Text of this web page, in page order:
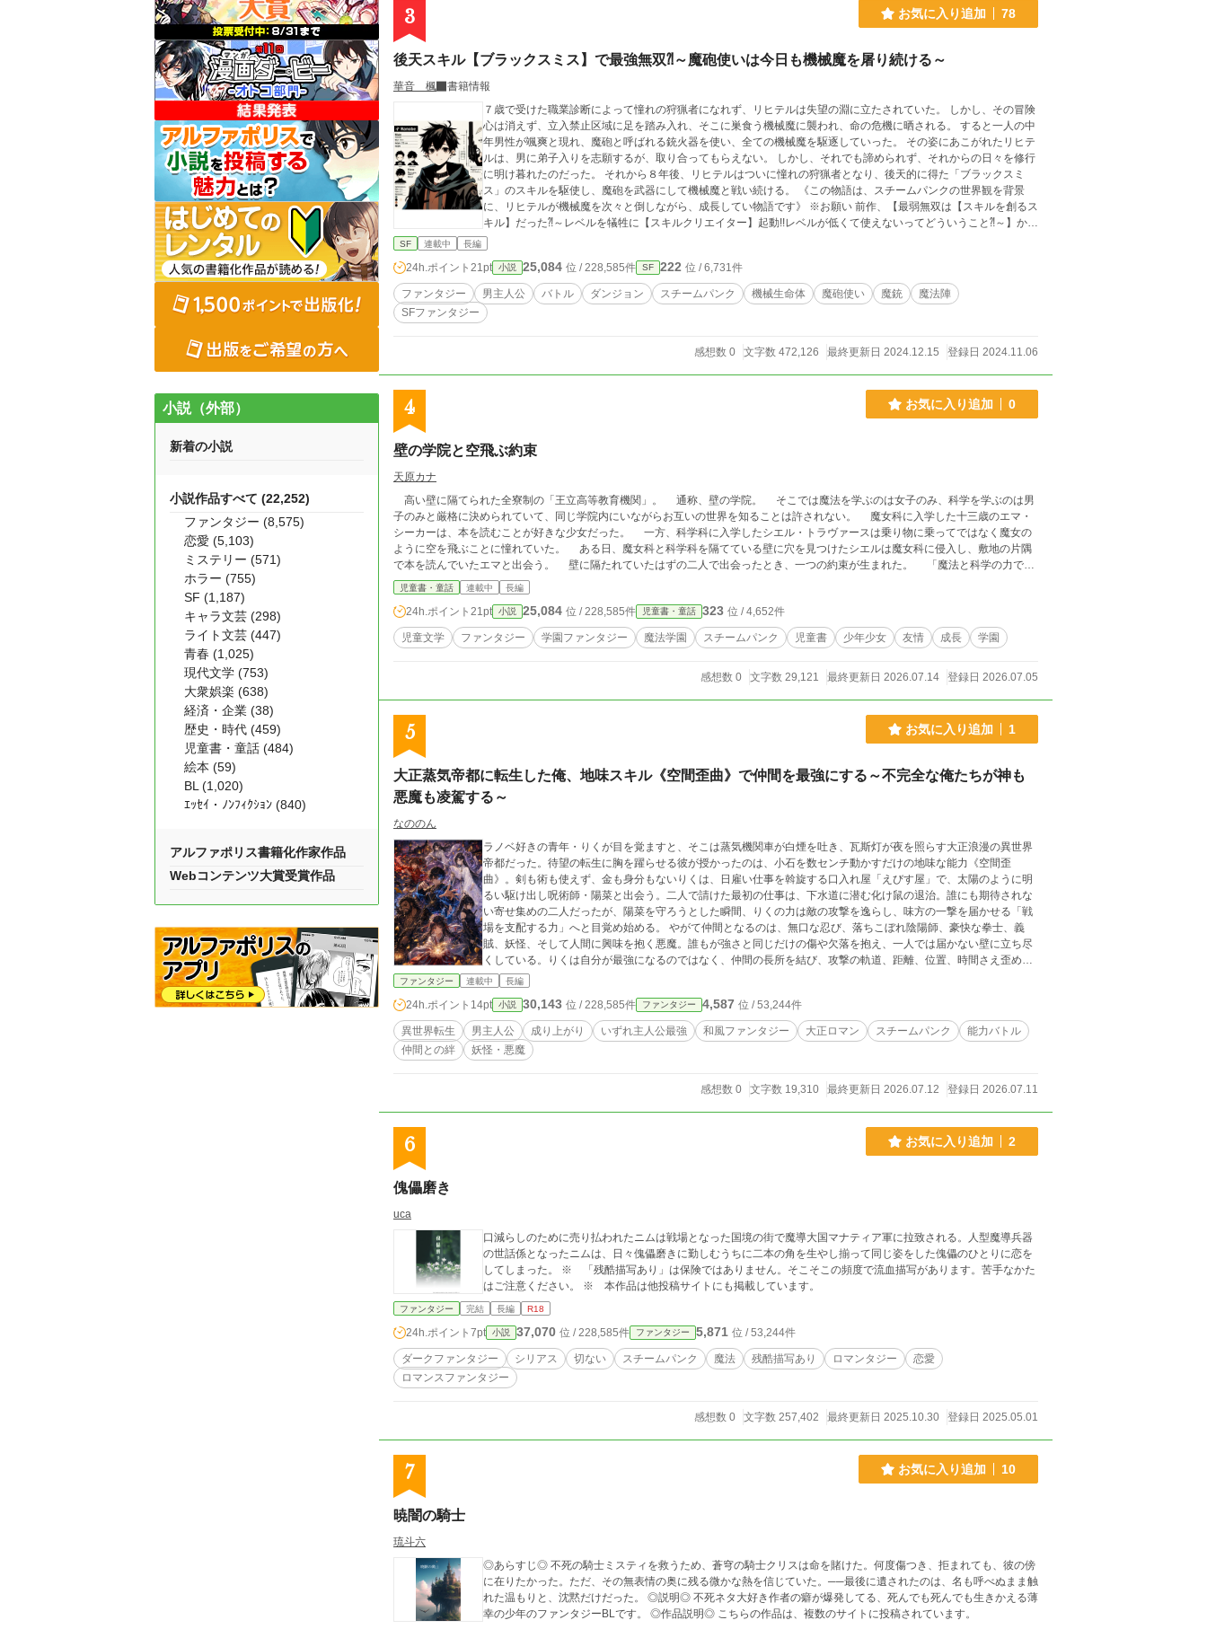
3 お気に入り追加 78
後天スキル【ブラックスミス】で最強無双⁈～魔砲使いは今日も機械魔を屠り続ける～
華音 楓
書籍情報
７歳で受けた職業診断によって憧れの狩猟者になれず、リヒテルは失望の淵に立たされていた。 しかし、その冒険
心は消えず、立入禁止区域に足を踏み入れ、そこに巣食う機械魔に襲われ、命の危機に晒される。 すると一人の中
年男性が颯爽と現れ、魔砲と呼ばれる銃火器を使い、全ての機械魔を駆逐していった。 その姿にあこがれたリヒテ
ルは、男に弟子入りを志願するが、取り合ってもらえない。 しかし、それでも諦められず、それからの日々を修行
に明け暮れたのだった。 それから８年後、リヒテルはついに憧れの狩猟者となり、後天的に得た「ブラックスミ
ス」のスキルを駆使し、魔砲を武器にして機械魔と戦い続ける。 《この物語は、スチームパンクの世界観を背景
に、リヒテルが機械魔を次々と倒しながら、成長してい物語です》 ※お願い 前作、【最弱無双は【スキルを創るス
キル】だった⁈～レベルを犠牲に【スキルクリエイター】起動!!レベルが低くて使えないってどういうこと⁈～】から
の続編となります より内容を楽しみたい方は、前作を一度読んでいただければ幸いです
SF 連載中 長編
24h.ポイント 21pt 小説 25,084 位 / 228,585件 SF 222 位 / 6,731件
ファンタジー 男主人公 バトル ダンジョン スチームパンク 機械生命体 魔砲使い 魔銃
魔法陣
SFファンタジー
感想数 0 文字数 472,126 最終更新日 2024.12.15 登録日 2024.11.06
4 お気に入り追加 0
壁の学院と空飛ぶ約束
天原カナ
高い壁に隔てられた全寮制の「王立高等教育機関」。 通称、壁の学院。 そこでは魔法を学ぶのは女子のみ、科学を学ぶのは男
子のみと厳格に決められていて、同じ学院内にいながらお互いの世界を知ることは許されない。 魔女科に入学した十三歳のエマ・
シーカーは、本を読むことが好きな少女だった。 一方、科学科に入学したシエル・トラヴァースは乗り物に乗ってではなく魔女の
ように空を飛ぶことに憧れていた。 ある日、魔女科と科学科を隔てている壁に穴を見つけたシエルは魔女科に侵入し、敷地の片隅
で本を読んでいたエマと出会う。 壁に隔たれていたはずの二人で出会ったとき、一つの約束が生まれた。 「魔法と科学の力で、
一緒に空を飛ぼう」
児童書・童話 連載中 長編
24h.ポイント 21pt 小説 25,084 位 / 228,585件 児童書・童話 323 位 / 4,652件
児童文学 ファンタジー 学園ファンタジー 魔法学園 スチームパンク 児童書 少年少女 友情 成長 学園
感想数 0 文字数 29,121 最終更新日 2026.07.14 登録日 2026.07.05
5 お気に入り追加 1
大正蒸気帝都に転生した俺、地味スキル《空間歪曲》で仲間を最強にする～不完全な俺たちが神も
悪魔も凌駕する～
なののん
ラノベ好きの青年・りくが目を覚ますと、そこは蒸気機関車が白煙を吐き、瓦斯灯が夜を照らす大正浪漫の異世界
帝都だった。待望の転生に胸を躍らせる彼が授かったのは、小石を数センチ動かすだけの地味な能力《空間歪
曲》。剣も術も使えず、金も身分もないりくは、日雇い仕事を斡旋する口入れ屋「えびす屋」で、太陽のように明
るい駆け出し呪術師・陽菜と出会う。二人で請けた最初の仕事は、下水道に潜む化け鼠の退治。誰にも期待されな
い寄せ集めの二人だったが、陽菜を守ろうとした瞬間、りくの力は敵の攻撃を逸らし、味方の一撃を届かせる「戦
場を支配する力」へと目覚め始める。 やがて仲間となるのは、無口な忍び、落ちこぼれ陰陽師、豪快な拳士、義
賊、妖怪、そして人間に興味を抱く悪魔。誰もが強さと同じだけの傷や欠落を抱え、一人では届かない壁に立ち尽
くしている。りくは自分が最強になるのではなく、仲間の長所を結び、攻撃の軌道、距離、位置、時間さえ歪め
て、全員を最強へ変えていく。 その力に目を留めたのは、国に数人しかいない最強の剣士《天下一》静流。憧れの
社、五人の神子、天使と悪魔の戦争へ繋がっていく。現場に残される渦巻きの印。敵だけが知る、りくの能力の本
当の名。仲間の何気ない言葉や過去が、後の戦いで意味を変え、別々に見えた事件が一つの巨大な企みに収束して
いく。そして全ての裏には、りくと同じ世界から来た“もう一人の転生者”の影があった。 これは、欠けているから
こそ手を取り合える者たちが、孤独を力に変え、定められた物語そのものを覆す物語。小石一つしか動かせなかっ
い。誰かと繋がるために空けられた、奇跡の余白なのだから。
ファンタジー 連載中 長編
24h.ポイント 14pt 小説 30,143 位 / 228,585件 ファンタジー 4,587 位 / 53,244件
異世界転生 男主人公 成り上がり いずれ主人公最強 和風ファンタジー 大正ロマン スチームパンク
能力バトル
仲間との絆
妖怪・悪魔
感想数 0 文字数 19,310 最終更新日 2026.07.12 登録日 2026.07.11
6 お気に入り追加 2
傀儡磨き
uca
口減らしのために売り払われたニムは戦場となった国境の街で魔導大国マナティア軍に拉致される。人型魔導兵器
の世話係となったニムは、日々傀儡磨きに勤しむうちに二本の角を生やし揃って同じ姿をした傀儡のひとりに恋を
してしまった。 ※ 「残酷描写あり」は保険ではありません。そこそこの頻度で流血描写があります。苦手なかた
はご注意ください。 ※ 本作品は他投稿サイトにも掲載しています。
ファンタジー 完結 長編 R18
24h.ポイント 7pt 小説 37,070 位 / 228,585件 ファンタジー 5,871 位 / 53,244件
ダークファンタジー シリアス 切ない スチームパンク 魔法 残酷描写あり ロマンタジー
恋愛
ロマンスファンタジー
感想数 0 文字数 257,402 最終更新日 2025.10.30 登録日 2025.05.01
7 お気に入り追加 10
暁闇の騎士
琉斗六
◎あらすじ◎ 不死の騎士ミスティを救うため、蒼穹の騎士クリスは命を賭けた。何度傷つき、拒まれても、彼の傍
に在りたかった。ただ、その無表情の奥に残る微かな熱を信じていた。──最後に遺されたのは、名も呼べぬまま触
れた温もりと、沈黙だけだった。 ◎説明◎ 不死ネタ大好き作者の癖が爆発してる、死んでも死んでも生きかえる薄
幸の少年のファンタジーBLです。 ◎作品説明◎ こちらの作品は、複数のサイトに投稿されています。
小説（外部）
新着の小説
小説作品すべて (22,252)
ファンタジー (8,575)
恋愛 (5,103)
ミステリー (571)
ホラー (755)
SF (1,187)
キャラ文芸 (298)
ライト文芸 (447)
青春 (1,025)
現代文学 (753)
大衆娯楽 (638)
経済・企業 (38)
歴史・時代 (459)
児童書・童話 (484)
絵本 (59)
BL (1,020)
ｴｯｾｲ・ﾉﾝﾌｨｸｼｮﾝ (840)
アルファポリス書籍化作家作品
Webコンテンツ大賞受賞作品